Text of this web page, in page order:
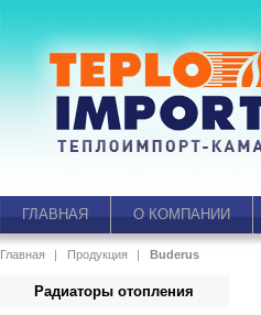
ГЛАВНАЯ О КОМПАНИИ
Главная Продукция Buderus
Радиаторы отопления